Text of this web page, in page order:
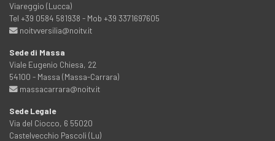
Viareggio (Lucca)
Tel +39 0584 581938 - Mob +39 3371697605
noitvversilia@noitv.it
Sede di Massa
Viale Eugenio Chiesa, 22
54100 - Massa (Massa-Carrara)
massacarrara@noitv.it
Sede Legale
Via del Ciocco, 6 55020
Castelvecchio Pascoli (Lu)